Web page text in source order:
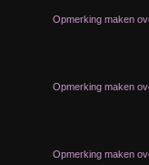
Opmerking maken
Opmerking maken
Opmerking maken